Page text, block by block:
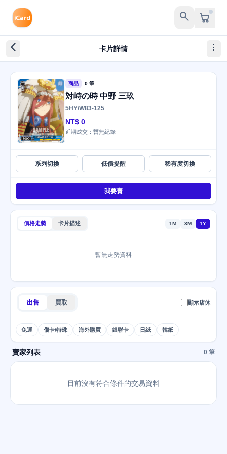
search
arrow_back_ios_new 卡片詳情 more_vert
商品 0 筆
対峙の時 中野 三玖
5HY/W83-125
NT$ 0
近期成交：暫無紀錄
系列切換 低價提醒 稀有度切換
我要賣
價格走勢 卡片描述 1M 3M 1Y
暫無走勢資料
出售 買取 顯示店休
免運 傷卡/特殊 海外購買 銀聯卡 日紙 韓紙
賣家列表 0 筆
目前沒有符合條件的交易資料